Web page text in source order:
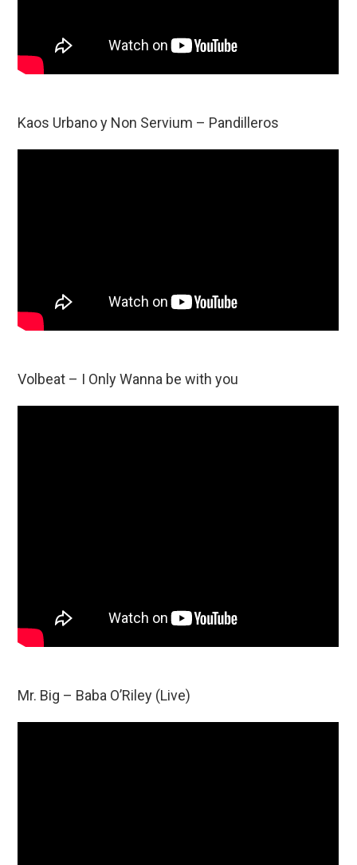
Kaos Urbano y Non Servium – Pandilleros
Volbeat – I Only Wanna be with you
Mr. Big – Baba O’Riley (Live)